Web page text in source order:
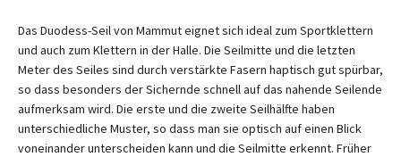
Das Duodess-Seil von Mammut eignet sich ideal zum Sportklettern
und auch zum Klettern in der Halle. Die Seilmitte und die letzten
Meter des Seiles sind durch verstärkte Fasern haptisch gut spürbar,
so dass besonders der Sichernde schnell auf das nahende Seilende
aufmerksam wird. Die erste und die zweite Seilhälfte haben
unterschiedliche Muster, so dass man sie optisch auf einen Blick
voneinander unterscheiden kann und die Seilmitte erkennt. Früher